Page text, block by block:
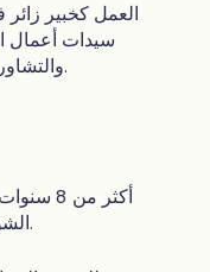
العمل كخبير
سيدات أعمال
والتشاور بشأن محتوى الفوج حسب الحاجة.
أكثر من
الشؤون الحكومية أو الخبرة ذات الصلة.